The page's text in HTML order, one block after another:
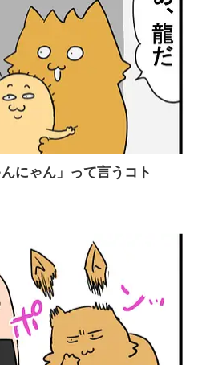
にゃん」って言うコト